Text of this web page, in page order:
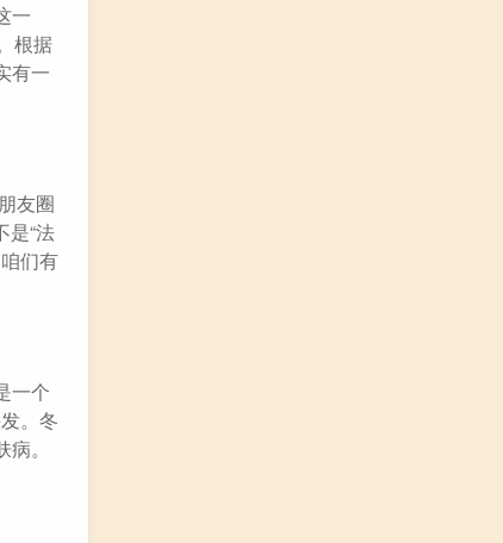
一
根据
有一
友圈
是“法
们有
一个
。冬
。